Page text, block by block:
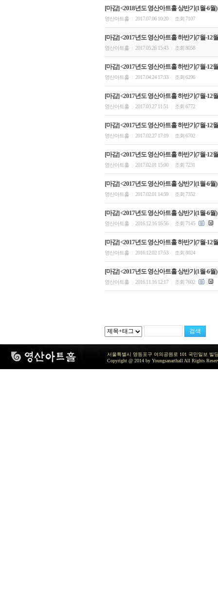
[마감] <2018년도 영산아트홀 상반기(1월-6월
영산아트홀 2017.07.06 10:20 조회 7107
[마감] <2017년도 영산아트홀 하반기(7월-12
영산아트홀 2017.05.26 15:43 조회 8058
[마감] <2017년도 영산아트홀 하반기(7월-12
영산아트홀 2017.04.24 17:33 조회 6296
[마감] <2017년도 영산아트홀 하반기(7월-12
영산아트홀 2017.03.27 11:51 조회 6772
[마감] <2017년도 영산아트홀 하반기(7월-12
영산아트홀 2017.02.27 17:19 조회 6702
[마감] <2017년도 영산아트홀 하반기(7월-12
영산아트홀 2017.02.01 15:00 조회 7231
[마감] <2017년도 영산아트홀 상반기(1월-6월
영산아트홀 2017.02.01 14:59 조회 7352
[마감] <2017년도 영산아트홀 상반기(1월-6월
영산아트홀 2016.12.16 16:56 조회 7145
[마감] <2017년도 영산아트홀 하반기(7월-12
영산아트홀 2016.12.02 17:53 조회 8024
[마감] <2017년도 영산아트홀 상반기(1월-6월
영산아트홀 2016.11.16 12:17 조회 7602
서울특별시 영등포구 여의공원로 101 국민일보 빌
Copyright @ 2014 by Youngsanarthall All Rights